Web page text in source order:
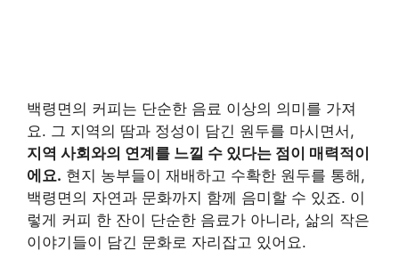
백령면의 커피는 단순한 음료 이상의 의미를 가져
요. 그 지역의 땀과 정성이 담긴 원두를 마시면서,
지역 사회와의 연계를 느낄 수 있다는 점이 매력적이
에요. 현지 농부들이 재배하고 수확한 원두를 통해,
백령면의 자연과 문화까지 함께 음미할 수 있죠. 이
렇게 커피 한 잔이 단순한 음료가 아니라, 삶의 작은
이야기들이 담긴 문화로 자리잡고 있어요.